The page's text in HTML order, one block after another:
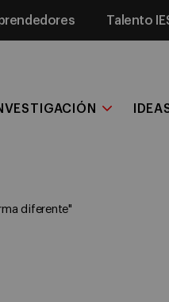
Talento
diferente"